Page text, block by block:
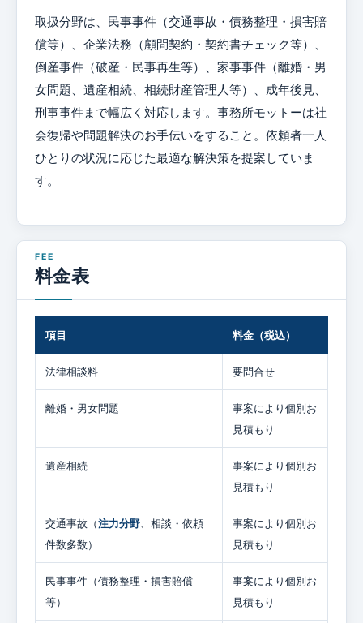
取扱分野は、民事事件（交通事故・債務整理・損害賠
償等）、企業法務（顧問契約・契約書チェック等）、
倒産事件（破産・民事再生等）、家事事件（離婚・男
女問題、遺産相続、相続財産管理人等）、成年後見、
刑事事件まで幅広く対応します。事務所モットーは社
会復帰や問題解決のお手伝いをすること。依頼者一人
ひとりの状況に応じた最適な解決策を提案していま
す。
料金表
項目 料金（税込）
法律相談料 要問合せ
離婚・男女問題
事案により個別お
見積もり
遺産相続
事案により個別お
見積もり
交通事故（注力分野 、相談・依頼
件数多数）
事案により個別お
見積もり
民事事件（債務整理・損害賠償
等）
事案により個別お
見積もり